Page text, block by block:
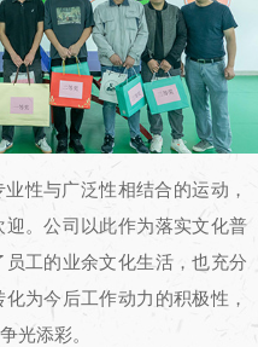
性与广泛性相结合的运动，
。公司以此作为落实文化普
工的业余文化生活，也充分
为今后工作动力的积极性，
光添彩。